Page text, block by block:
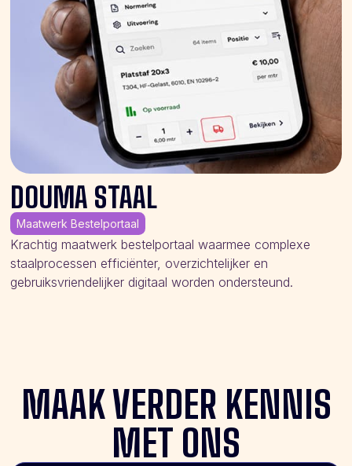
DOUMA STAAL
Maatwerk Bestelportaal
Krachtig maatwerk bestelportaal waarmee complexe
staalprocessen efficiënter, overzichtelijker en
gebruiksvriendelijker digitaal worden ondersteund.
MAAK VERDER KENNIS
MET ONS